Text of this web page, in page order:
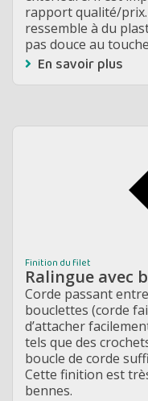
rapport qualité/
ressemble à du
pas douce au
En savoir plus
Finition du filet
Ralingue avec
Corde passant
bouclettes (corde
d’attacher
tels que des
boucle de corde
Cette finition est
bennes.